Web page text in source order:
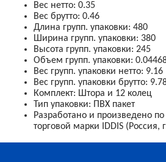
Вес нетто: 0.35
Вес брутто: 0.46
Длина групп. упаковки: 480
Ширина групп. упаковки: 380
Высота групп. упаковки: 245
Объем групп. упаковки:
Вес групп. упаковки нетто: 9.16
Вес групп. упаковки брутто:
Комплект: Штора и 12 колец
Тип упаковки: ПВХ пакет
Разработано и произведено по
торговой марки IDDIS (Россия,